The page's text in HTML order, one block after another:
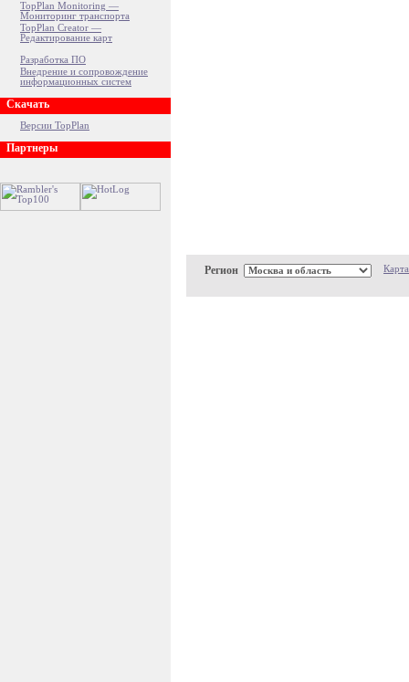
TopPlan Monitoring —
Мониторинг транспорта
TopPlan Creator —
Редактирование карт
Разработка ПО
Внедрение и сопровождение
информационных систем
Скачать
Версии TopPlan
Партнеры
Регион Карта